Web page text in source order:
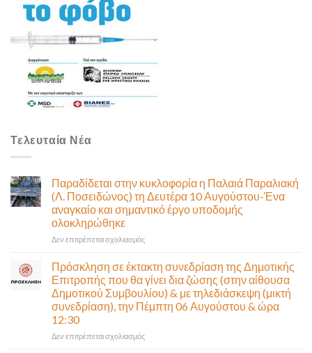
Τελευταία Νέα
Παραδίδεται στην κυκλοφορία η Παλαιά Παραλιακή
(Λ. Ποσειδώνος) τη Δευτέρα 10 Αυγούστου-Ένα
αναγκαίο και σημαντικό έργο υποδομής
ολοκληρώθηκε
Δεν επιτρέπεται σχολιασμόςστο
κυκλοφορία
η
Παλαιά
Παραλιακή
Ποσειδώνος)
Πρόσκληση σε έκτακτη συνεδρίαση της Δημοτικής
Επιτροπής που θα γίνει δια ζώσης (στην αίθουσα
Δημοτικού Συμβουλίου) & με τηλεδιάσκεψη (μικτή
συνεδρίαση), την Πέμπτη 06 Αυγούστου & ώρα
12:30
Δεν επιτρέπεται σχολιασμόςστο